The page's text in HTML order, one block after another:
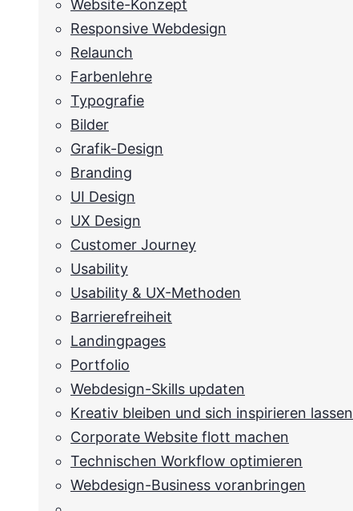
Website-Konzept
Responsive Webdesign
Relaunch
Farbenlehre
Typografie
Bilder
Grafik-Design
Branding
UI Design
UX Design
Customer Journey
Usability
Usability & UX-Methoden
Barrierefreiheit
Landingpages
Portfolio
Webdesign-Skills updaten
Kreativ bleiben und sich inspirieren lassen
Corporate Website flott machen
Technischen Workflow optimieren
Webdesign-Business voranbringen